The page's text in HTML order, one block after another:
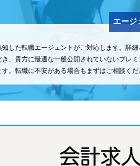
エージ
知した転職エージェントがご対応します。詳
き、貴方に最適な一般公開されていないプレ
。転職に不安がある場合もまずはご相談くだ